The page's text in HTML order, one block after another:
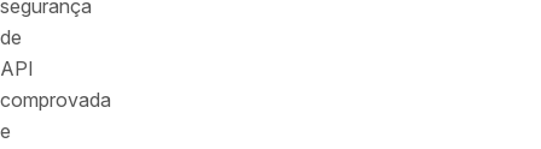
segurança
de
API
comprovada
e